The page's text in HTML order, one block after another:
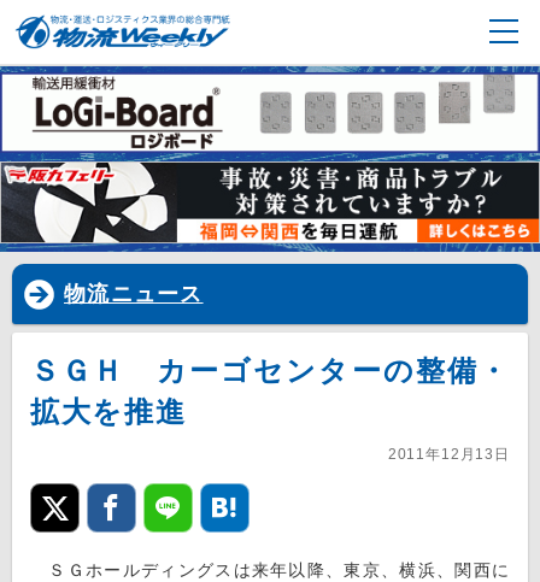
物流ニュース
ＳＧＨ カーゴセンターの整備・
拡大を推進
2011年12月13日
ＳＧホールディングスは来年以降、東京、横浜、関西に